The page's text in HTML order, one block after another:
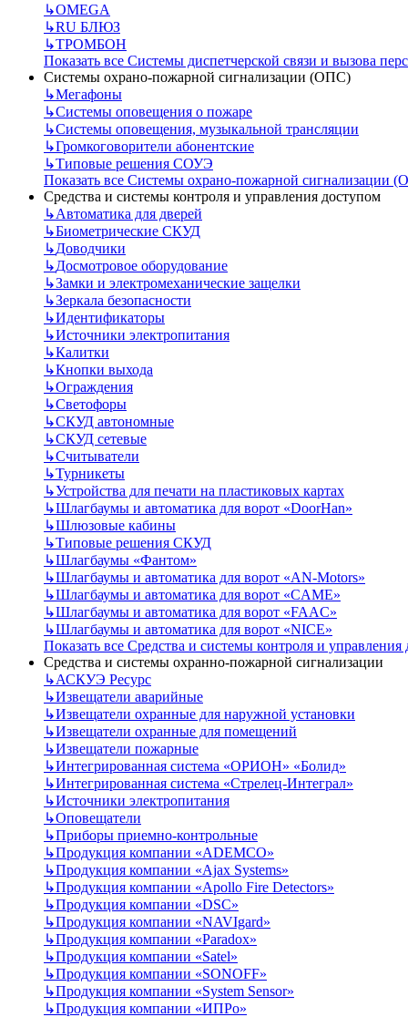
↳OMEGA
↳RU БЛЮЗ
↳ТРОМБОН
Показать все Системы диспетчерской связи и вызова
Системы охрано-пожарной сигнализации (ОПС)
↳Мегафоны
↳Системы оповещения о пожаре
↳Системы оповещения, музыкальной трансляции
↳Громкоговорители абонентские
↳Типовые решения СОУЭ
Показать все Системы охрано-пожарной сигнализации
Средства и системы контроля и управления доступом
↳Автоматика для дверей
↳Биометрические СКУД
↳Доводчики
↳Досмотровое оборудование
↳Замки и электромеханические защелки
↳Зеркала безопасности
↳Идентификаторы
↳Источники электропитания
↳Калитки
↳Кнопки выхода
↳Ограждения
↳Светофоры
↳СКУД автономные
↳СКУД сетевые
↳Считыватели
↳Турникеты
↳Устройства для печати на пластиковых картах
↳Шлагбаумы и автоматика для ворот «DoorHan»
↳Шлюзовые кабины
↳Типовые решения СКУД
↳Шлагбаумы «Фантом»
↳Шлагбаумы и автоматика для ворот «AN-Motors»
↳Шлагбаумы и автоматика для ворот «CAME»
↳Шлагбаумы и автоматика для ворот «FAAC»
↳Шлагбаумы и автоматика для ворот «NICE»
Показать все Средства и системы контроля и управления
Средства и системы охранно-пожарной сигнализации
↳АСКУЭ Ресурс
↳Извещатели аварийные
↳Извещатели охранные для наружной установки
↳Извещатели охранные для помещений
↳Извещатели пожарные
↳Интегрированная система «ОРИОН» «Болид»
↳Интегрированная система «Стрелец-Интеграл»
↳Источники электропитания
↳Оповещатели
↳Приборы приемно-контрольные
↳Продукция компании «ADEMCO»
↳Продукция компании «Ajax Systems»
↳Продукция компании «Apollo Fire Detectors»
↳Продукция компании «DSC»
↳Продукция компании «NAVIgard»
↳Продукция компании «Paradox»
↳Продукция компании «Satel»
↳Продукция компании «SONOFF»
↳Продукция компании «System Sensor»
↳Продукция компании «ИПРо»